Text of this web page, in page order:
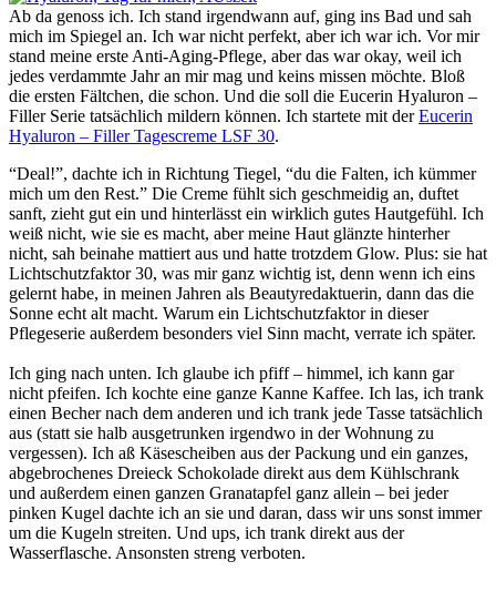
Ab da genoss ich. Ich stand irgendwann auf, ging ins Bad und sah
mich im Spiegel an. Ich war nicht perfekt, aber ich war ich. Vor mir
stand meine erste Anti-Aging-Pflege, aber das war okay, weil ich
jedes verdammte Jahr an mir mag und keins missen möchte. Bloß
die ersten Fältchen, die schon. Und die soll die Eucerin Hyaluron –
Filler Serie tatsächlich mildern können. Ich startete mit derEucerin
Hyaluron – Filler Tagescreme LSF 30.
“Deal!”, dachte ich in Richtung Tiegel, “du die Falten, ich kümmer
mich um den Rest.” Die Creme fühlt sich geschmeidig an, duftet
sanft, zieht gut ein und hinterlässt ein wirklich gutes Hautgefühl. Ich
weiß nicht, wie sie es macht, aber meine Haut glänzte hinterher
nicht, sah beinahe mattiert aus und hatte trotzdem Glow. Plus: sie hat
Lichtschutzfaktor 30, was mir ganz wichtig ist, denn wenn ich eins
gelernt habe, in meinen Jahren als Beautyredaktuerin, dann das die
Sonne echt alt macht. Warum ein Lichtschutzfaktor in dieser
Pflegeserie außerdem besonders viel Sinn macht, verrate ich später.
Ich ging nach unten. Ich glaube ich pfiff – himmel, ich kann gar
nicht pfeifen. Ich kochte eine ganze Kanne Kaffee. Ich las, ich trank
einen Becher nach dem anderen und ich trank jede Tasse tatsächlich
aus (statt sie halb ausgetrunken irgendwo in der Wohnung zu
vergessen). Ich aß Käsescheiben aus der Packung und ein ganzes,
abgebrochenes Dreieck Schokolade direkt aus dem Kühlschrank
und außerdem einen ganzen Granatapfel ganz allein – bei jeder
pinken Kugel dachte ich an sie und daran, dass wir uns sonst immer
um die Kugeln streiten. Und ups, ich trank direkt aus der
Wasserflasche. Ansonsten streng verboten.